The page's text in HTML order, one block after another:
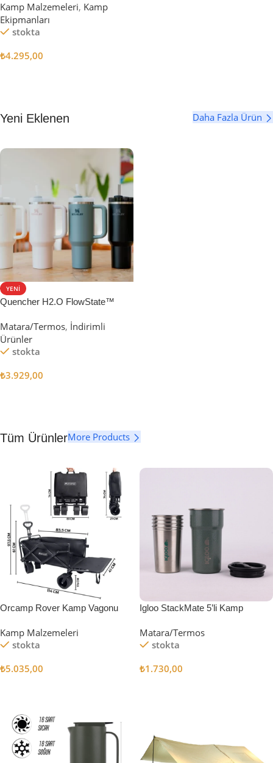
Kamp Malzemeleri, Kamp
Ekipmanları
stokta
₺4.295,00
Yeni Eklenen Daha Fazla Ürün
YENI
Quencher H2.O FlowState™
Matara/Termos, İndirimli
Ürünler
stokta
₺3.929,00
Tüm ÜrünlerMore Products
Orcamp Rover Kamp Vagonu
Kamp Malzemeleri
stokta
₺5.035,00
Igloo StackMate 5’li Kamp
Matara/Termos
stokta
₺1.730,00